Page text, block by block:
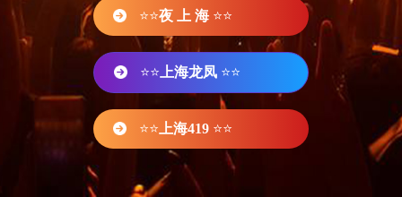
⭐⭐夜 上 海 ⭐⭐
⭐⭐ 上海龙凤 ⭐⭐
⭐⭐ 上海419 ⭐⭐